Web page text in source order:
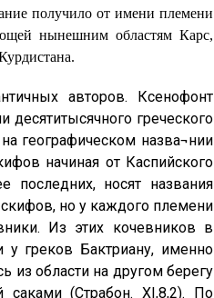
получило от имени племени
нынешним областям Карс,
авторов. Ксенофонт
греческого
географическом назва¬нии
начиная от Каспийского
носят названия
но у каждого племени
Из этих кочевников в
у греков Бактриану, именно
из области на другом берегу
саками (Страбон. ХI,8,2). По